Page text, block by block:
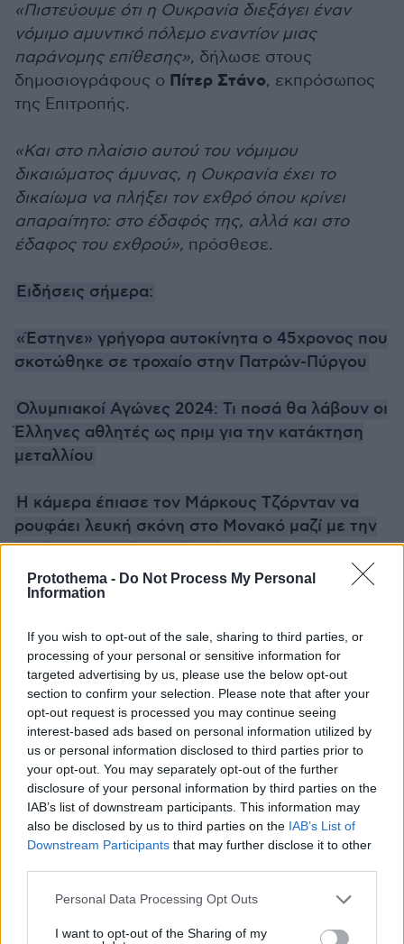
Protothema - Do Not Process My Personal
Information
If you wish to opt-out of the sale, sharing to third parties, or
processing of your personal or sensitive information for
targeted advertising by us, please use the below opt-out
section to confirm your selection. Please note that after your
opt-out request is processed you may continue seeing
interest-based ads based on personal information utilized by
us or personal information disclosed to third parties prior to
your opt-out. You may separately opt-out of the further
disclosure of your personal information by third parties on the
IAB’s list of downstream participants. This information may
also be disclosed by us to third parties on the IAB’s List of
Downstream Participants that may further disclose it to other
Please note that this website/app uses one or more Google
not limited to your visit or usage behaviour. You may click to
Personal Data Processing Opt Outs
I want to opt-out of the Sharing of my
«Πιστεύουμε ότι η Ουκρανία διεξάγει έναν
νόμιμο αμυντικό πόλεμο εναντίον μιας
παράνομης επίθεσης», δήλωσε στους
δημοσιογράφους ο Πίτερ Στάνο, εκπρόσωπος
της Επιτροπής.
«Και στο πλαίσιο αυτού του νόμιμου
δικαιώματος άμυνας, η Ουκρανία έχει το
δικαίωμα να πλήξει τον εχθρό όπου κρίνει
απαραίτητο: στο έδαφός της, αλλά και στο
έδαφος του εχθρού», πρόσθεσε.
Ειδήσεις σήμερα:
«Έστηνε» γρήγορα αυτοκίνητα ο 45χρονος που
σκοτώθηκε σε τροχαίο στην Πατρών-Πύργου
Ολυμπιακοί Αγώνες 2024: Τι ποσά θα λάβουν οι
Έλληνες αθλητές ως πριμ για την κατάκτηση
μεταλλίου
Η κάμερα έπιασε τον Μάρκους Τζόρνταν να
ρουφάει λευκή σκόνη στο Μονακό μαζί με την
παρέα του - Δείτε εικόνες
Σχετικά Άρθρα
και μάθετε πρώτοι όλες τις ειδήσεις
Δείτε όλες τις τελευταίεςΕιδήσειςαπό την Ελλάδα
και τον Κόσμο, τη στιγμή που συμβαίνουν, στο
Protothema.gr